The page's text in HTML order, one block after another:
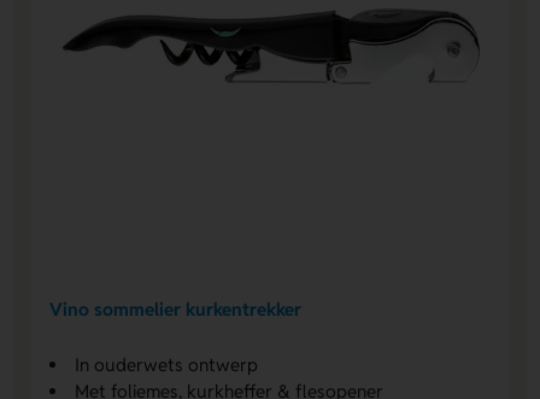
Vino sommelier kurkentrekker
In ouderwets ontwerp
Met foliemes, kurkheffer & flesopener